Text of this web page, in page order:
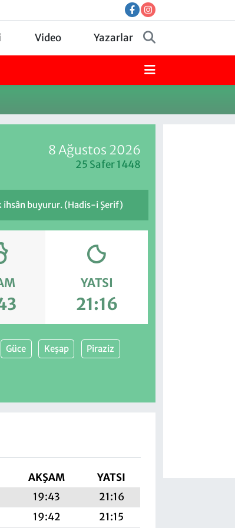
Video Yazarlar
8 Ağustos 2026
25 Safer 1448
ihsân buyurur. (Hadis-i Şerif)
YATSI
21:16
Güce Keşap Piraziz
AKŞAM
YATSI
19:43
21:16
19:42 21:15